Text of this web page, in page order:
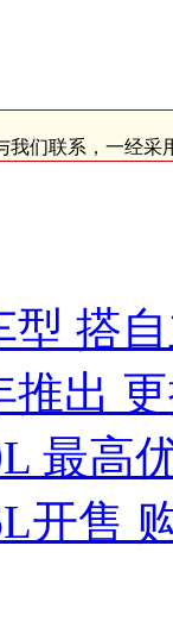
我们联系，一经采
型 搭
推出
最高
开售